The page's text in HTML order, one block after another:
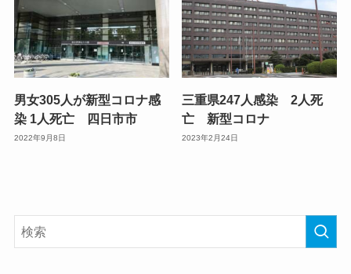
男女305人が新型コロナ感
染 1人死亡 四日市市
2022年9月8日
三重県247人感染 2人死
亡 新型コロナ
2023年2月24日